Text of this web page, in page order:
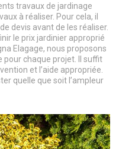
travaux de jardinage
à réaliser. Pour cela, il
devis avant de les réaliser.
le prix jardinier approprié
Elagage, nous proposons
chaque projet. Il suffit
et l’aide appropriée.
quelle que soit l’ampleur